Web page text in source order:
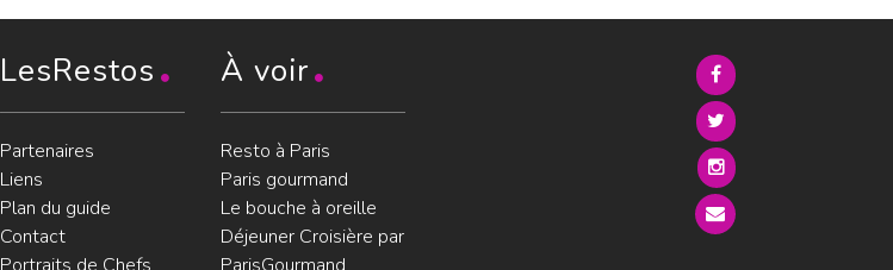
LesRestos
Partenaires
Liens
Plan du guide
Contact
À voir
Resto à Paris
Paris gourmand
Le bouche à oreille
Déjeuner Croisière par